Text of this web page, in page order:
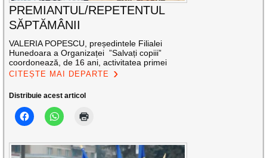
PREMIANTUL/REPETENTUL
SĂPTĂMÂNII
VALERIA POPESCU, președintele Filialei
Hunedoara a Organizaței ”Salvați copiii”
coordonează, de 16 ani, activitatea primei
CITEȘTE MAI DEPARTE
Distribuie acest articol